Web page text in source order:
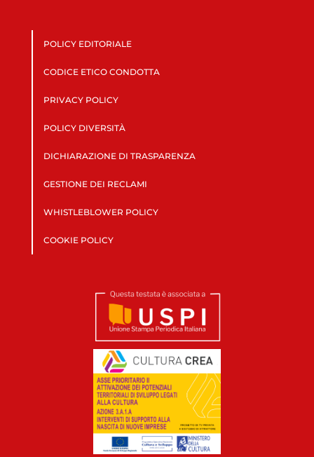
POLICY EDITORIALE
CODICE ETICO CONDOTTA
PRIVACY POLICY
POLICY DIVERSITÀ
DICHIARAZIONE DI TRASPARENZA
GESTIONE DEI RECLAMI
WHISTLEBLOWER POLICY
COOKIE POLICY